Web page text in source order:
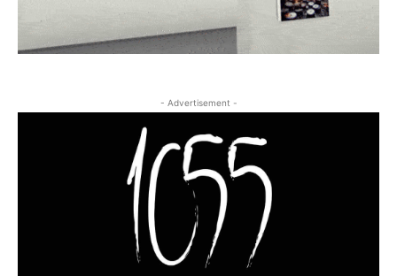
- Advertisement -